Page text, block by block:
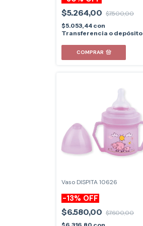
$5.264,00 $7.500,00
$5.053,44 con
Transferencia o depósito
COMPRAR
Vaso DISPITA 10626
-13% OFF
$6.580,00 $7.600,00